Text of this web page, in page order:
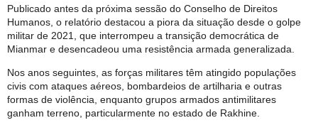
Publicado antes da próxima sessão do Conselho de Direitos
Humanos, o relatório destacou a piora da situação desde o golpe
militar de 2021, que interrompeu a transição democrática de
Mianmar e desencadeou uma resistência armada generalizada.
Nos anos seguintes, as forças militares têm atingido populações
civis com ataques aéreos, bombardeios de artilharia e outras
formas de violência, enquanto grupos armados antimilitares
ganham terreno, particularmente no estado de Rakhine.